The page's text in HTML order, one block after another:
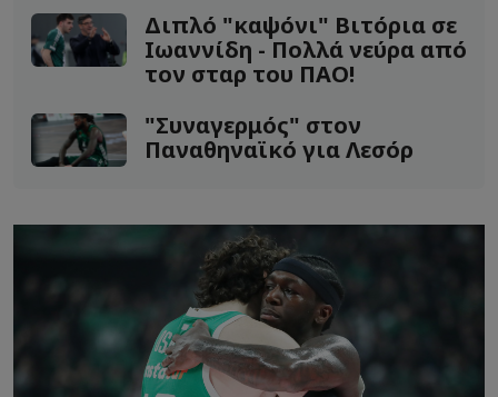
Διπλό "καψόνι" Βιτόρια σε
Ιωαννίδη - Πολλά νεύρα από
τον σταρ του ΠΑΟ!
"Συναγερμός" στον
Παναθηναϊκό για Λεσόρ